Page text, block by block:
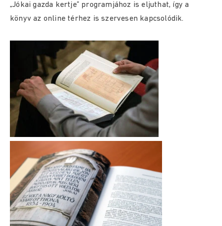
„Jókai gazda kertje” programjához is eljuthat, így a
könyv az online térhez is szervesen kapcsolódik.